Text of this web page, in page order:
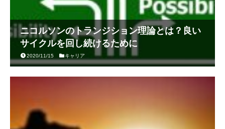
ニコルソンのトランジション理論とは？良い
サイクルを回し続けるために
2020/11/15 キャリア